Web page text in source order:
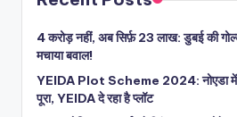
4 करोड़ नहीं, अब सिर्फ़ 23 लाख: डुबई की
मचाया बवाल!
YEIDA Plot Scheme 2024: नोएडा में
पूरा, YEIDA दे रहा है प्लॉट